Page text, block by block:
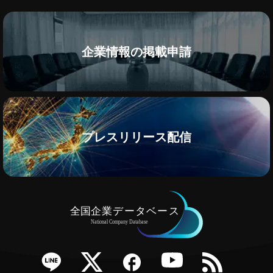
企業情報の掲載申請
プレスリリース配信
Twitter Facebook YouTube RSS